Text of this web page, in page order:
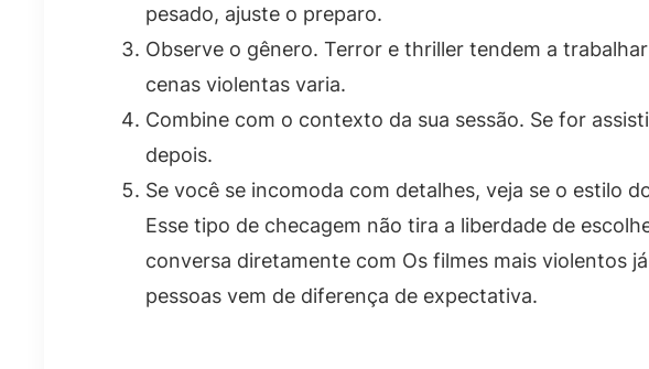
pesado, ajuste o preparo.
Observe o gênero. Terror e thriller tendem a
cenas violentas varia.
Combine com o contexto da sua sessão. Se for
depois.
Se você se incomoda com detalhes, veja se o estilo
Esse tipo de checagem não tira a liberdade de
conversa diretamente com Os filmes mais violentos
pessoas vem de diferença de expectativa.